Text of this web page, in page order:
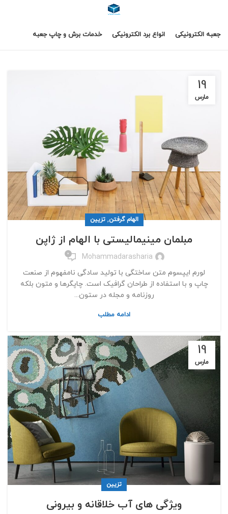
جعبه الکترونیکی انواع برد الکترونیکی خدمات برش و چاپ جعبه
19
مارس
الهام گرفتن,تزیین
مبلمان مینیمالیستی با الهام از ژاپن
Mohammadarasharia
0
لورم ایپسوم متن ساختگی با تولید سادگی نامفهوم از صنعت
چاپ و با استفاده از طراحان گرافیک است. چاپگرها و متون بلکه
روزنامه و مجله در ستون...
ادامه مطلب
19
مارس
تزیین
ویژگی های آب خلاقانه و بیرونی